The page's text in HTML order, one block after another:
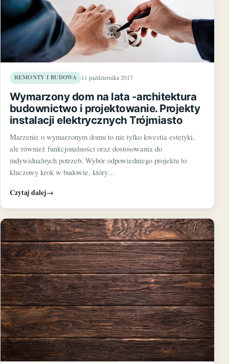
REMONTY I BUDOWA 11 października 2017
Wymarzony dom na lata -architektura
budownictwo i projektowanie. Projekty
instalacji elektrycznych Trójmiasto
Marzenie o wymarzonym domu to nie tylko kwestia estetyki,
ale również funkcjonalności oraz dostosowania do
indywidualnych potrzeb. Wybór odpowiedniego projektu to
kluczowy krok w budowie, który…
Czytaj dalej→